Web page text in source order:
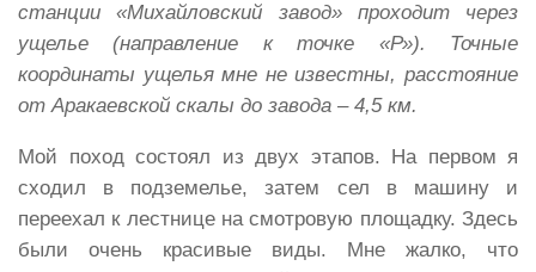
станции «Михайловский завод» проходит через
ущелье (направление к точке «Р»). Точные
координаты ущелья мне не известны, расстояние
от Аракаевской скалы до завода – 4,5 км.
Мой поход состоял из двух этапов. На первом я
сходил в подземелье, затем сел в машину и
переехал к лестнице на смотровую площадку. Здесь
были очень красивые виды. Мне жалко, что